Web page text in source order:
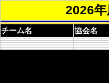
2026
チーム名 協会名